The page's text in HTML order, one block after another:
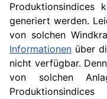
Produktionsindices
generiert werden.
von solchen
Informationen über
nicht verfügbar.
von solchen